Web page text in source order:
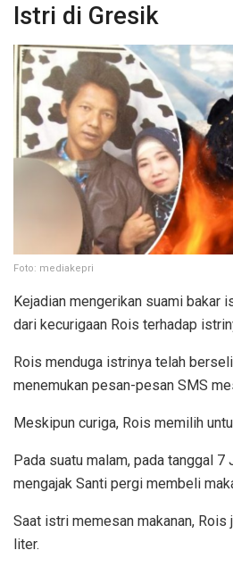
Istri di Gresik
Foto: mediakepri
Kejadian mengerikan suami bakar
dari kecurigaan Rois terhadap
Rois menduga istrinya telah
menemukan pesan-pesan SMS
Meskipun curiga, Rois memilih
Pada suatu malam, pada tanggal 7
mengajak Santi pergi membeli
Saat istri memesan makanan,
liter.